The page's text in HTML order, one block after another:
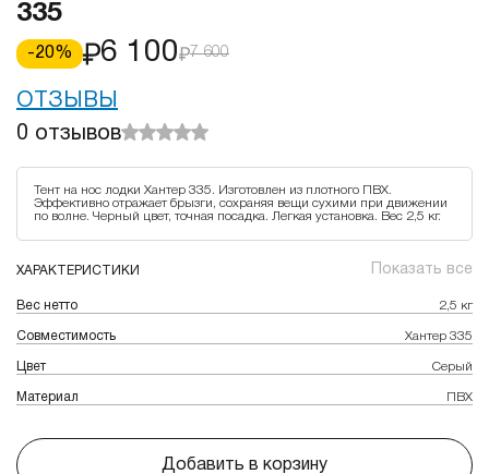
335
-20% 6 100 7 600
ОТЗЫВЫ
0 отзывов
Тент на нос лодки Хантер 335. Изготовлен из плотного ПВХ.
Эффективно отражает брызги, сохраняя вещи сухими при движении
по волне. Черный цвет, точная посадка. Легкая установка. Вес 2,5 кг.
ХАРАКТЕРИСТИКИ Показать все
Вес нетто 2,5 кг
Совместимость Хантер 335
Цвет Серый
Материал ПВХ
Добавить в корзину